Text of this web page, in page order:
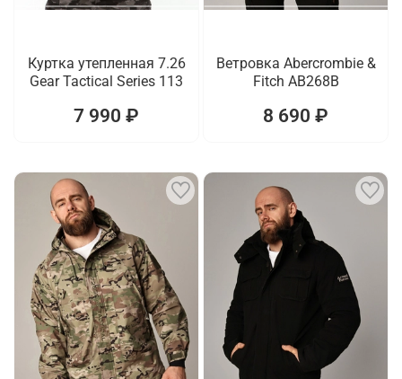
Куртка утепленная 7.26
Gear Tactical Series 113
7 990 ₽
Ветровка Abercrombie &
Fitch AB268B
8 690 ₽